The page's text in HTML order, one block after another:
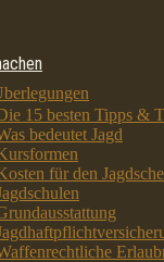
15 besten Tipps &
bedeutet Jagd
für den